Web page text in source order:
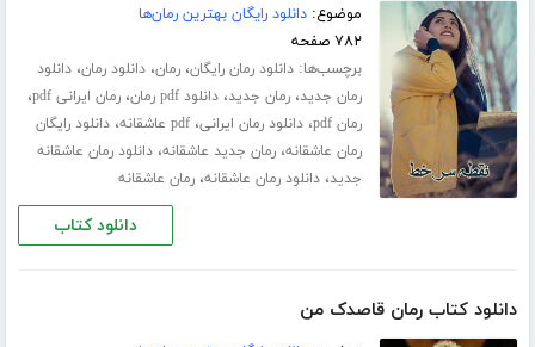
موضوع:دانلود رایگان بهترین رمان‌ها
۷۸۲ صفحه
برچسب‌ها:دانلود رمان رایگان،رمان،دانلود رمان،دانلود
رمان جدید،رمان جدید،دانلود pdf رمان ،رمان ایرانی pdf ،
رمان pdf ،دانلود رمان ایرانی،pdf عاشقانه ،دانلود رایگان
رمان عاشقانه،رمان جدید عاشقانه،دانلود رمان عاشقانه
جدید،دانلود رمان عاشقانه،رمان عاشقانه
دانلود کتاب
دانلود کتاب رمان قاصدک من